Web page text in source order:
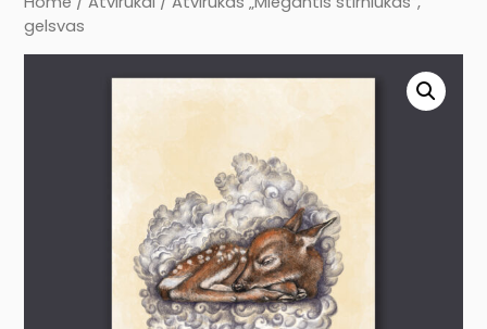
gelsvas